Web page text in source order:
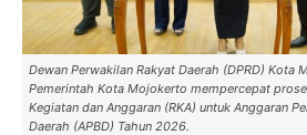
Dewan Perwakilan Rakyat Daerah (DPRD) Kota
Pemerintah Kota Mojokerto mempercepat
Kegiatan dan Anggaran (RKA) untuk Anggaran
Daerah (APBD) Tahun 2026.